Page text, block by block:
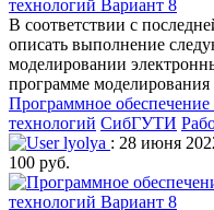
технологий Вариант 8
В соответствии с
описать выполнение
моделировании
программе
Программное
технологий СибГУТИ
lyolya : 28 июня
100 руб.